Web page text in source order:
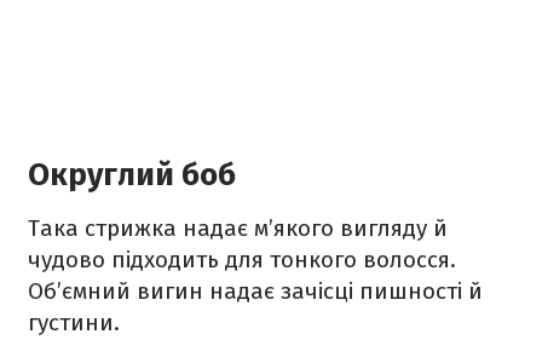
Округлий боб
Така стрижка надає м’якого вигляду й
чудово підходить для тонкого волосся.
Об’ємний вигин надає зачісці пишності й
густини.